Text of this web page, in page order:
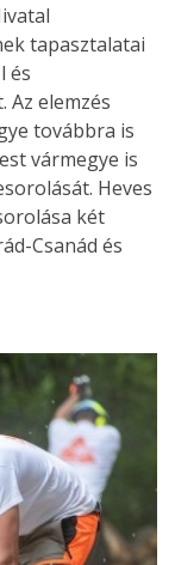
tapasztalatai
és
Az elemzés
továbbra is
vármegye is
Heves
két
Csanád és